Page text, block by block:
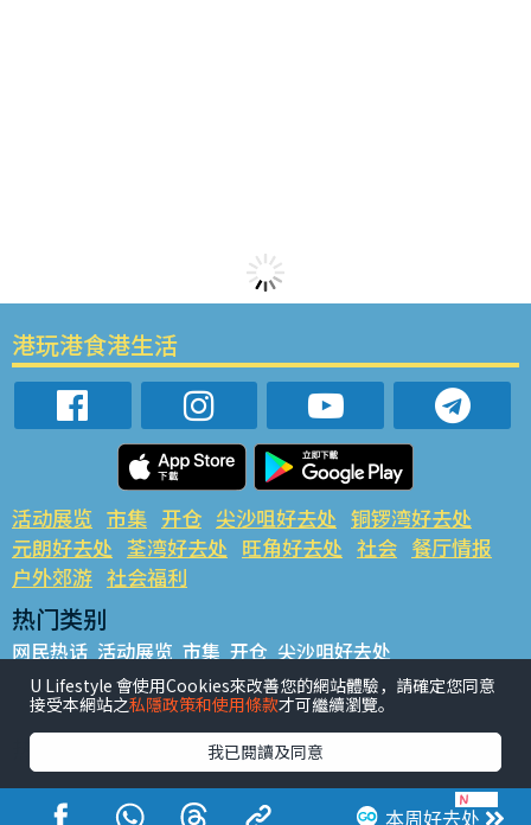
本周好去处
港玩港食港生活
活动展览 市集 开仓 尖沙咀好去处 铜锣湾好去处
元朗好去处 荃湾好去处 旺角好去处 社会 餐厅情报
户外郊游 社会福利
热门类别
网民热话 活动展览 市集 开仓 尖沙咀好去处
铜锣湾好去处 元朗好去处 荃湾好去处 旺角好去处 社会
餐厅情报 户外郊游
热门标签
#UGO揾好去处 #人气活动推介 #美食社群热话
#亲子玩乐好去处
#ULifestyle应用程式
#限时抢
U Lifestyle 會使用Cookies來改善您的網站體驗，請確定您同意
接受本網站之私隱政策和使用條款才可繼續瀏覽。
我已閱讀及同意